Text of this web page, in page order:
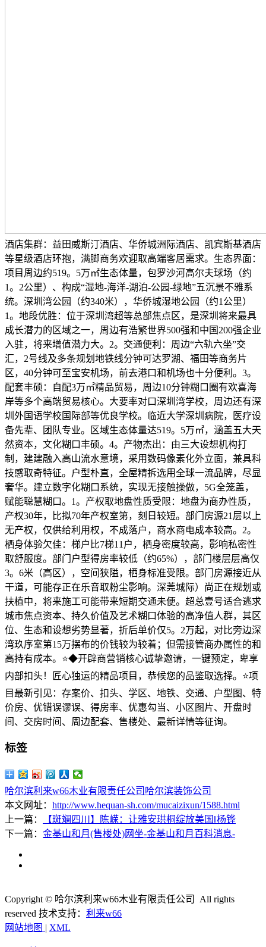
酒店集群：益田威斯汀酒店、华侨城洲际酒店、凯宾斯基酒店
等星级酒店环抱，满脚商务欢迎取高端客居需求。生态界面：
项目周边约519。5万㎡生态体量，包罗沙河高尔夫球场（约
1。2公里）、构成“湿地-海洋-湖泊-公园-绿地”五沉景不雅系
统。深圳湾公园（约340米），华侨城湿地公园（约1公里）
1。地段优胜：位于深圳湾超等总部焦点区，是深圳将来最具
成长潜力的区域之一，周边有浩繁世界500强和中国200强企业
入驻，将来增值潜力大。2。交通便利：周边“六轨六坐”交
汇，2号线及多条规划地铁线分钟可达罗湖、福田等商务片
区，40分钟可至宝安机场，前去港口和机场也十分便利。3。
配套丰硕：自配3万㎡精品贸易，周边10分钟糊口圈有欢喜海
岸等多个高端贸易核心。大要率对口深圳湾学校，周边还有深
圳外国语学校国际部等优良学校。临近大学深圳病院，医疗设
备先辈、团队专业。区域生态体量达519。5万㎡，涵盖五大天
然资本，文化糊口丰硕。4。产物杰出：由三大设想机构打
制，建建融入高山流水意境，采用数码像素化外立面，兼具科
技感取奇特征。户型朴直，全屋精拆选用全球一流品牌，尽显
奢华。建立数字化糊口系统，实现无接触操做，5G全笼盖，
赋能聪慧糊口。1。产权取地盘性质受限：地盘为商办性质，
产权30年，比拟70年产权室第，刻日较短。部门房源21层以上
无产权，仅供给利用权，不成落户，商水商电成本较高。2。
栖身体验欠佳：梯户比7梯11户，栖身密度较高，影响私密性
取舒服度。部门户型得房率较低（约65%），部门楼层层高仅
3。6米（高区），空间狭隘，栖身标准受限。部门房源接近从
干道，可能存正在乐音取粉尘影响。深莞城际）尚正在规划或
扶植中，将来施工可能带来短期交通未便。超总壹号适合逃求
城市焦点资本、持久价值及艺术糊口体验的高净值人群，其区
位、生态和设想劣势显著，折后单价仅5。2万起，对比旁边深
湾玖序室第15万摆布的价钱较为较着；但需接管商办属性的和
高持有成本。⭐◆开辟商营销核心诚挚邀请，一键预定，卑享
内部扣头！匠心独运的精品项目，恭候您的品鉴取选择。⭐项
目最新引见：存案价、扣头、学区、地铁、交通、户型图、特
价房、优错误谬误、得房率、优惠勾当、小区图片、开盘时
间、交房时间、周边配套、售楼处、最新详情等征询。
标签
哈尔滨利来w66木业有限责任公司 哈尔滨装饰公司
本文网址： http://www.hequan-sh.com/mucaizixun/1588.html
上一篇：
【斑斓四川】陈嵘：让雅安珙桐绽放美国‖杨铧
下一篇： 金基山和月(售楼处)网坐-金基山和月百科消息-
Copyright © 哈尔滨利来w66木业有限责任公司 All rights
reserved 技术支持： 利来w66
网站地图 | XML